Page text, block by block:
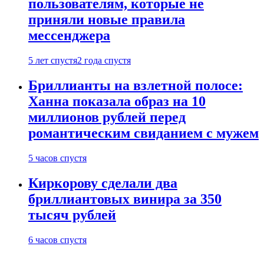
пользователям, которые не
приняли новые правила
мессенджера
5 лет спустя2 года спустя
Бриллианты на взлетной полосе:
Ханна показала образ на 10
миллионов рублей перед
романтическим свиданием с мужем
5 часов спустя
Киркорову сделали два
бриллиантовых винира за 350
тысяч рублей
6 часов спустя